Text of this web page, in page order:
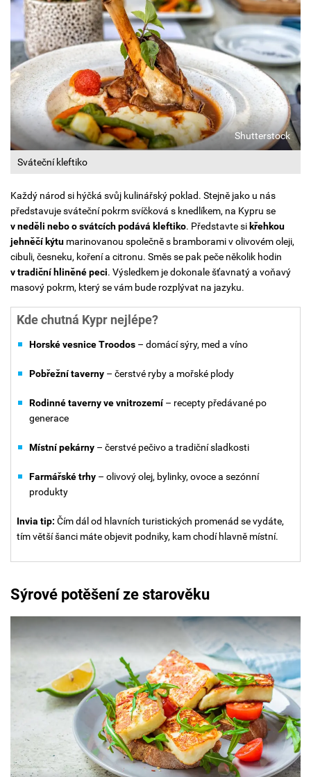
Sváteční kleftiko
Shutterstock
Každý národ si hýčká svůj kulinářský poklad. Stejně jako u nás
představuje sváteční pokrm svíčková s knedlíkem, na Kypru se
v neděli nebo o svátcích podává kleftiko. Představte si křehkou
jehněčí kýtu marinovanou společně s bramborami v olivovém oleji,
cibuli, česneku, koření a citronu. Směs se pak peče několik hodin
v tradiční hliněné peci. Výsledkem je dokonale šťavnatý a voňavý
masový pokrm, který se vám bude rozplývat na jazyku.
Kde chutná Kypr nejlépe?
Horské vesnice Troodos – domácí sýry, med a víno
Pobřežní taverny – čerstvé ryby a mořské plody
Rodinné taverny ve vnitrozemí– recepty předávané po
generace
Místní pekárny – čerstvé pečivo a tradiční sladkosti
Farmářské trhy – olivový olej, bylinky, ovoce a sezónní
produkty
Invia tip: Čím dál od hlavních turistických promenád se vydáte,
tím větší šanci máte objevit podniky, kam chodí hlavně místní.
Sýrové potěšení ze starověku